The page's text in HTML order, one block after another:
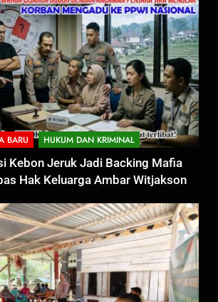
BARU HUKUM DAN KRIMINAL
Kebon Jeruk Jadi Backing Mafia
Hak Keluarga Ambar Witjaksono